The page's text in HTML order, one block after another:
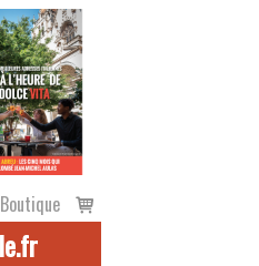
Boutique
Voir
le